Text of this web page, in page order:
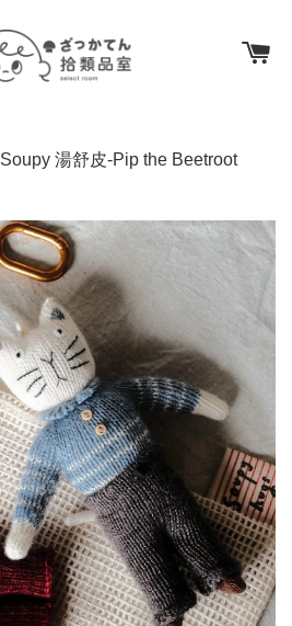
Soupy 湯舒皮-Pip the Beetroot